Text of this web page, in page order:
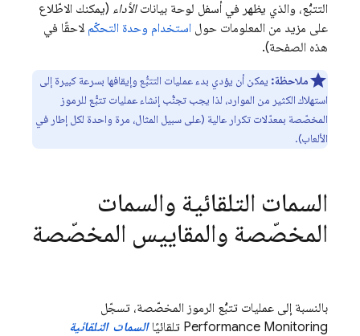
التتبُّع، والذي يظهر في أسفل لوحة بياناتالأداء (يمكنك الاطّلاع
على مزيد من المعلومات حول استخدام وحدة التحكّم لاحقًا في
هذه الصفحة).
ملاحظة: يمكن أن يؤدي بدء عمليات التتبُّع وإيقافها بسرعة كبيرة إلى
استهلاك الكثير من الموارد، لذا يجب تجنُّب إنشاء عمليات تتبُّع للرموز
المخصّصة بمعدّلات تكرار عالية (على سبيل المثال، مرة واحدة لكل إطار في
الألعاب).
السمات التلقائية والسمات
المخصّصة والمقاييس المخصّصة
بالنسبة إلى عمليات تتبُّع الرموز المخصّصة، تسجّل
Performance Monitoring تلقائيًاالسمات التلقائية